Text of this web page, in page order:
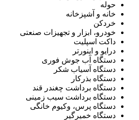
حوله
خانه و آشپزخانه
خردکن
خودرو، ابزار و تجهیزات صنعتی
داکت اسپلیت
درایو و اینورتر
دستگاه آب جوش فوری
دستگاه آسیاب شکر
دستگاه بذرکار
دستگاه برداشت چغندر قند
دستگاه برداشت سیب زمینی
دستگاه پرس، وکیوم خانگی
دستگاه خمیرگیر